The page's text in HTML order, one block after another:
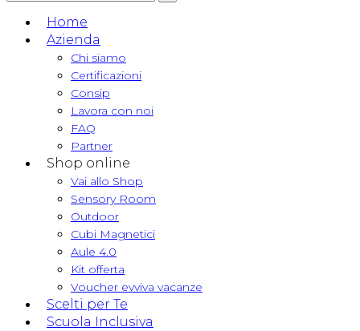
Home
Azienda
Chi siamo
Certificazioni
Consip
Lavora con noi
FAQ
Partner
Shop online
Vai allo Shop
Sensory Room
Outdoor
Cubi Magnetici
Aule 4.0
Kit offerta
Voucher evviva vacanze
Scelti per Te
Scuola Inclusiva